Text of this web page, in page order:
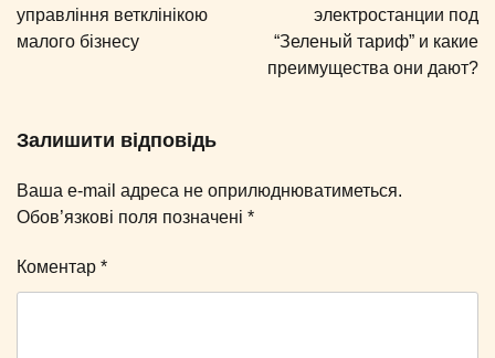
управління ветклінікою
малого бізнесу
электростанции под
“Зеленый тариф” и какие
преимущества они дают?
Залишити відповідь
Ваша e-mail адреса не оприлюднюватиметься.
Обов’язкові поля позначені *
Коментар *